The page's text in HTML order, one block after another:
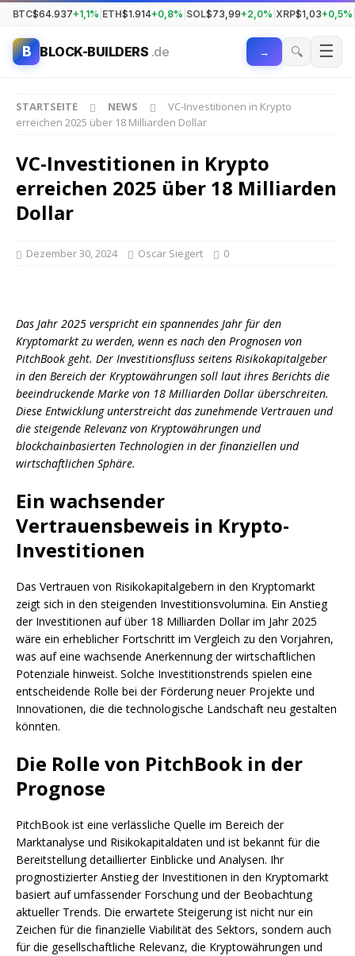
BTC$64.937+1,1% ETH$1.914+0,8% SOL$73,99+2,0% XRP$1,03+0,5%
B BLOCK-BUILDERS .de → 🔍 ☰
STARTSEITE NEWS
VC-Investitionen in Krypto
erreichen 2025 über 18 Milliarden Dollar
VC-Investitionen in Krypto
erreichen 2025 über 18 Milliarden
Dollar
Dezember 30, 2024 Oscar Siegert 0
Das Jahr 2025 verspricht ein spannendes Jahr für den
Kryptomarkt zu werden, wenn es nach den Prognosen von
PitchBook geht. Der Investitionsfluss seitens Risikokapitalgeber
in den Bereich der Kryptowährungen soll laut ihres Berichts die
beeindruckende Marke von 18 Milliarden Dollar überschreiten.
Diese Entwicklung unterstreicht das zunehmende Vertrauen und
die steigende Relevanz von Kryptowährungen und
blockchainbasierten Technologien in der finanziellen und
wirtschaftlichen Sphäre.
Ein wachsender
Vertrauensbeweis in Krypto-
Investitionen
Das Vertrauen von Risikokapitalgebern in den Kryptomarkt
zeigt sich in den steigenden Investitionsvolumina. Ein Anstieg
der Investitionen auf über 18 Milliarden Dollar im Jahr 2025
wäre ein erheblicher Fortschritt im Vergleich zu den Vorjahren,
was auf eine wachsende Anerkennung der wirtschaftlichen
Potenziale hinweist. Solche Investitionstrends spielen eine
entscheidende Rolle bei der Förderung neuer Projekte und
Innovationen, die die technologische Landschaft neu gestalten
könnten.
Die Rolle von PitchBook in der
Prognose
PitchBook ist eine verlässliche Quelle im Bereich der
Marktanalyse und Risikokapitaldaten und ist bekannt für die
Bereitstellung detaillierter Einblicke und Analysen. Ihr
prognostizierter Anstieg der Investitionen in den Kryptomarkt
basiert auf umfassender Forschung und der Beobachtung
aktueller Trends. Die erwartete Steigerung ist nicht nur ein
Zeichen für die finanzielle Viabilität des Sektors, sondern auch
für die gesellschaftliche Relevanz, die Kryptowährungen und